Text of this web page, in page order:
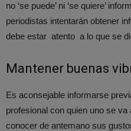
no ‘se puede’ ni ‘se quiere’
periodistas intentarán obtener
debe estar atento a lo que se
Mantener buenas
Es aconsejable informarse
profesional con quien uno se
conocer de antemano sus